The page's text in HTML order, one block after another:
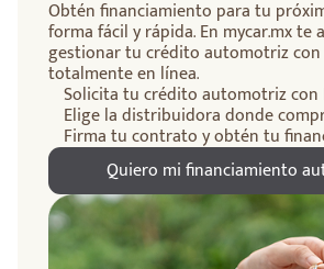
Obtén financiamiento para tu
forma fácil y rápida. En mycar.mx te
gestionar tu crédito automotriz con
totalmente en línea.
Solicita tu crédito automotriz con
Elige la distribuidora donde
Firma tu contrato y obtén tu
Quiero mi financiamiento